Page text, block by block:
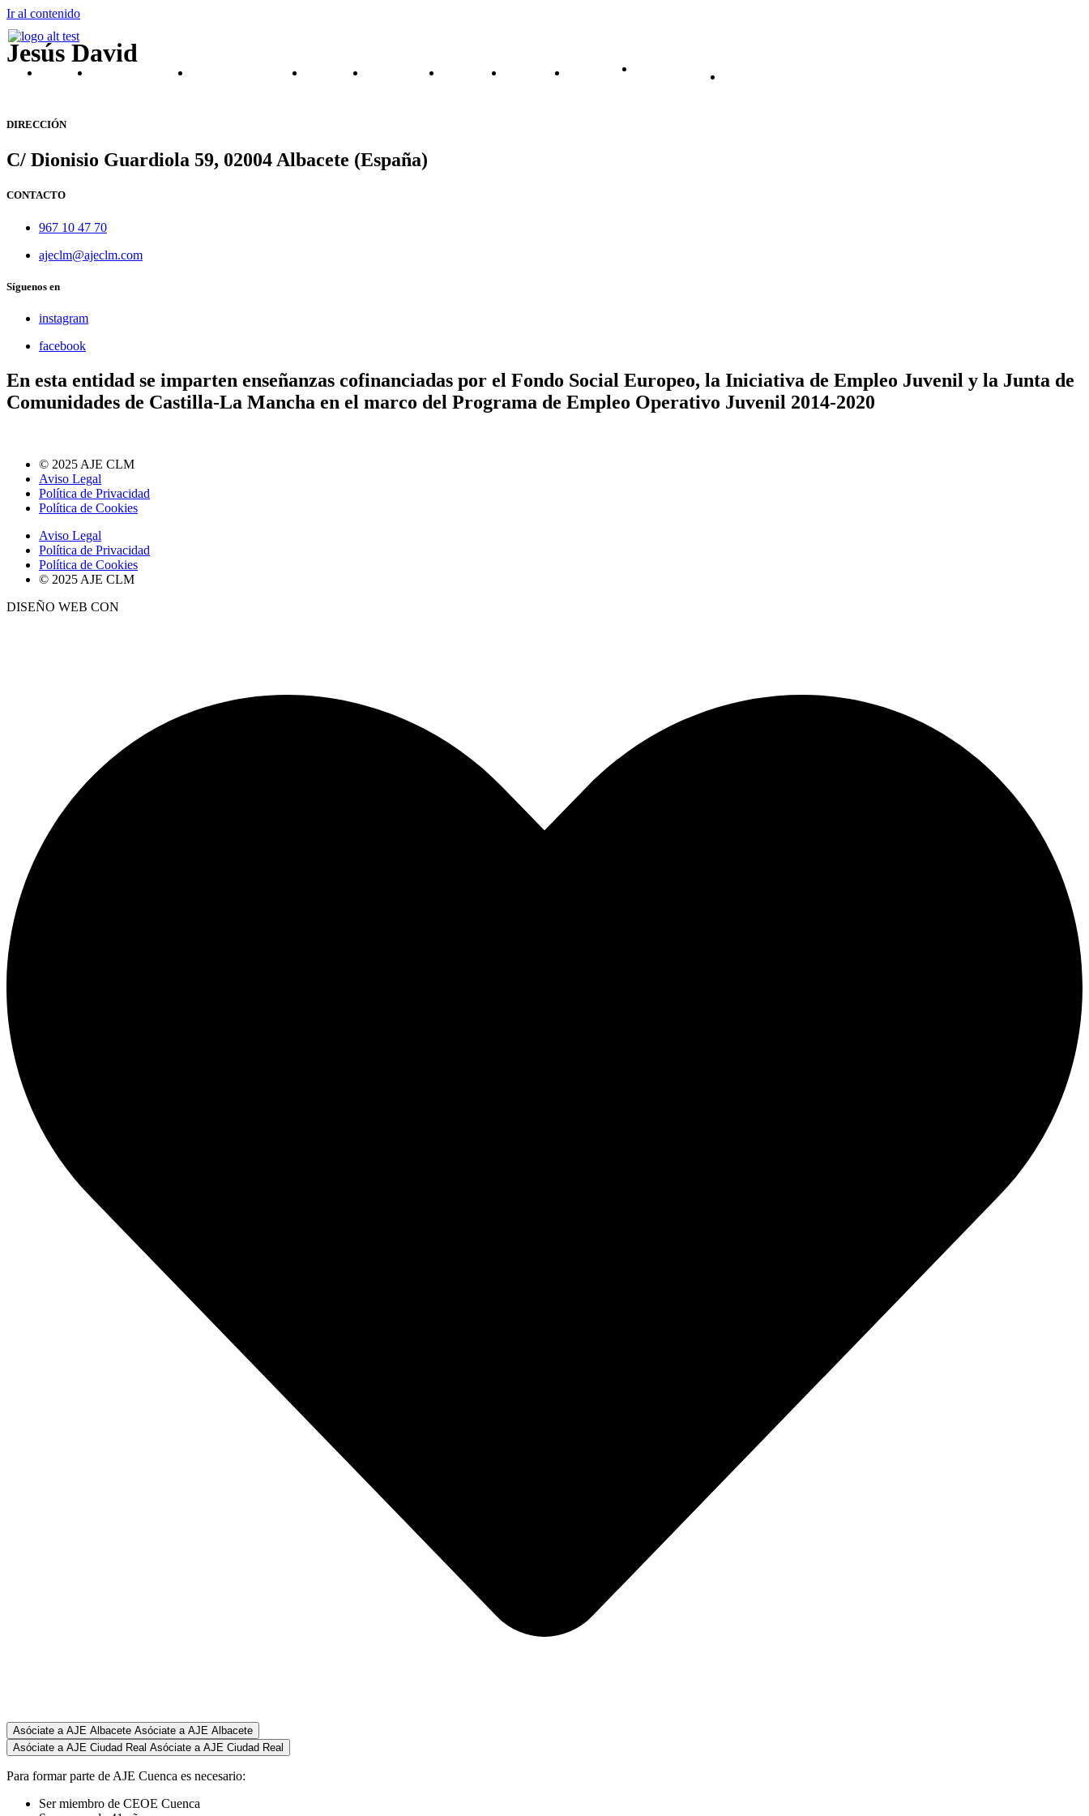
Ir al contenido
Inicio Sobre Nosotros AJEs Provinciales Viveros Formación Eventos Noticias Contacto Aula Virtual
Jesús David
DIRECCIÓN
C/ Dionisio Guardiola 59, 02004 Albacete (España)
CONTACTO
967 10 47 70
ajeclm@ajeclm.com
Síguenos en
instagram
facebook
En esta entidad se imparten enseñanzas cofinanciadas por el Fondo Social Europeo, la Iniciativa de Empleo Juvenil y la Junta de
Comunidades de Castilla-La Mancha en el marco del Programa de Empleo Operativo Juvenil 2014-2020
© 2025 AJE CLM
Aviso Legal
Política de Privacidad
Política de Cookies
Aviso Legal
Política de Privacidad
Política de Cookies
© 2025 AJE CLM
DISEÑO WEB CON
Asóciate a AJE Albacete Asóciate a AJE Albacete
Asóciate a AJE Ciudad Real Asóciate a AJE Ciudad Real
Para formar parte de AJE Cuenca es necesario:
Ser miembro de CEOE Cuenca